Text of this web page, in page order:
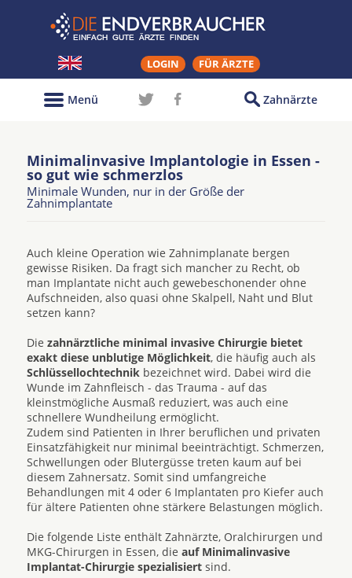
LOGIN FÜR ÄRZTE
Zahnärzte
Menü
Minimalinvasive Implantologie in Essen -
so gut wie schmerzlos
Minimale Wunden, nur in der Größe der
Zahnimplantate
Auch kleine Operation wie Zahnimplanate bergen
gewisse Risiken. Da fragt sich mancher zu Recht, ob
man Implantate nicht auch gewebeschonender ohne
Aufschneiden, also quasi ohne Skalpell, Naht und Blut
setzen kann?
Die zahnärztliche minimal invasive Chirurgie bietet
exakt diese unblutige Möglichkeit, die häufig auch als
Schlüssellochtechnik bezeichnet wird. Dabei wird die
Wunde im Zahnfleisch - das Trauma - auf das
kleinstmögliche Ausmaß reduziert, was auch eine
schnellere Wundheilung ermöglicht.
Zudem sind Patienten in Ihrer beruflichen und privaten
Einsatzfähigkeit nur minimal beeinträchtigt. Schmerzen,
Schwellungen oder Blutergüsse treten kaum auf bei
diesem Zahnersatz. Somit sind umfangreiche
Behandlungen mit 4 oder 6 Implantaten pro Kiefer auch
für ältere Patienten ohne stärkere Belastungen möglich.
Die folgende Liste enthält Zahnärzte, Oralchirurgen und
MKG-Chirurgen in Essen, die auf Minimalinvasive
Implantat-Chirurgie spezialisiert sind.